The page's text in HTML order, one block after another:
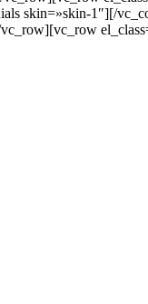
skin=»skin-1″][/